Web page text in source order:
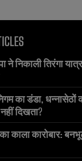
ने निकाली तिरंगा
का डंडा, धन्नासेठों
दिखता?
काला कारोबार: